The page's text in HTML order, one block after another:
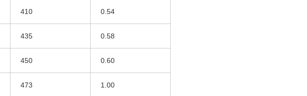
410 0.54
435 0.58
450 0.60
473 1.00